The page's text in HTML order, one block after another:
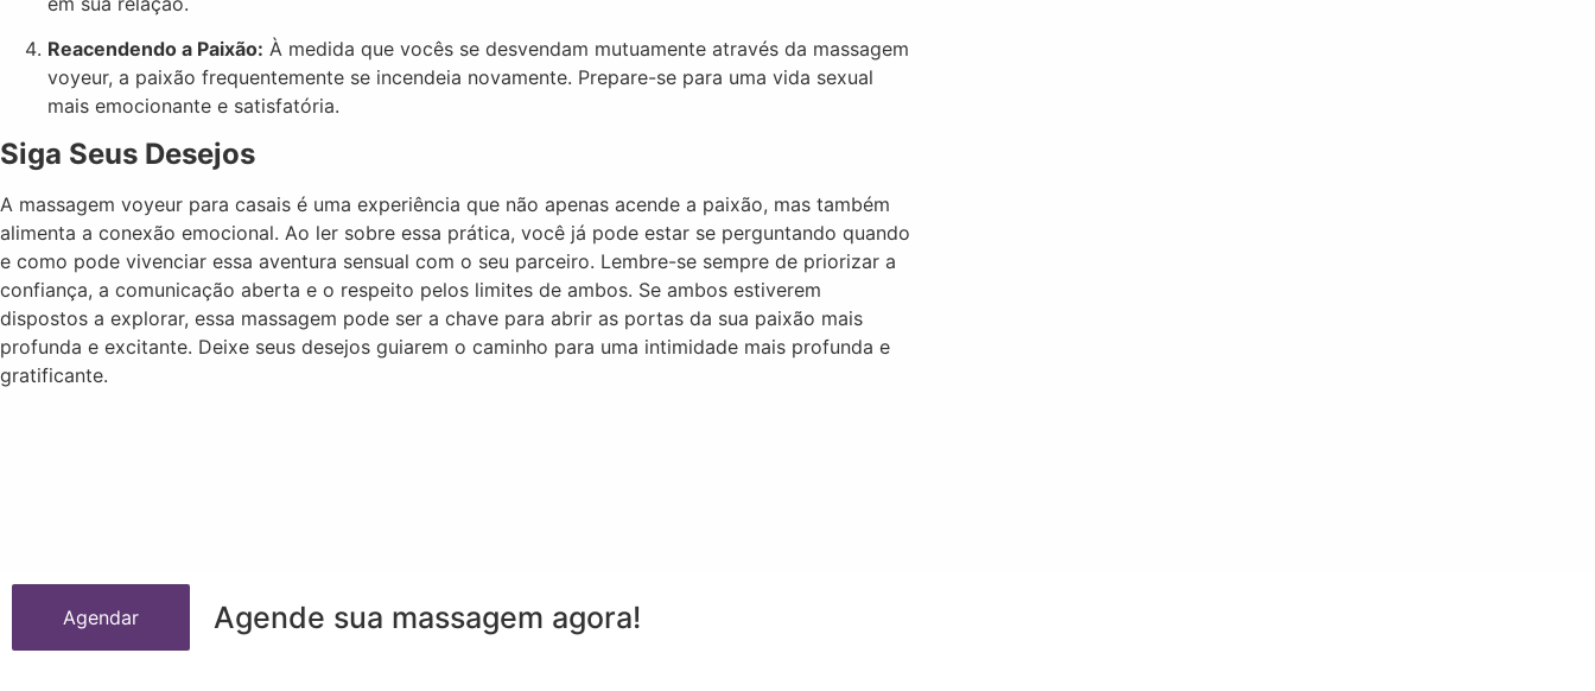
Reacendendo a Paixão: À medida que vocês se desvendam mutuamente através da massagem
voyeur, a paixão frequentemente se incendeia novamente. Prepare-se para uma vida sexual
mais emocionante e satisfatória.
Siga Seus Desejos
A massagem voyeur para casais é uma experiência que não apenas acende a paixão, mas também
alimenta a conexão emocional. Ao ler sobre essa prática, você já pode estar se perguntando quando
e como pode vivenciar essa aventura sensual com o seu parceiro. Lembre-se sempre de priorizar a
confiança, a comunicação aberta e o respeito pelos limites de ambos. Se ambos estiverem
dispostos a explorar, essa massagem pode ser a chave para abrir as portas da sua paixão mais
profunda e excitante. Deixe seus desejos guiarem o caminho para uma intimidade mais profunda e
gratificante.
Agendar Agende sua massagem agora!